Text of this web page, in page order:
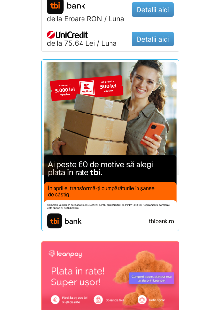
de la EroareRON / Luna
Detalii aici
de la 75.64 Lei / Luna Detalii aici